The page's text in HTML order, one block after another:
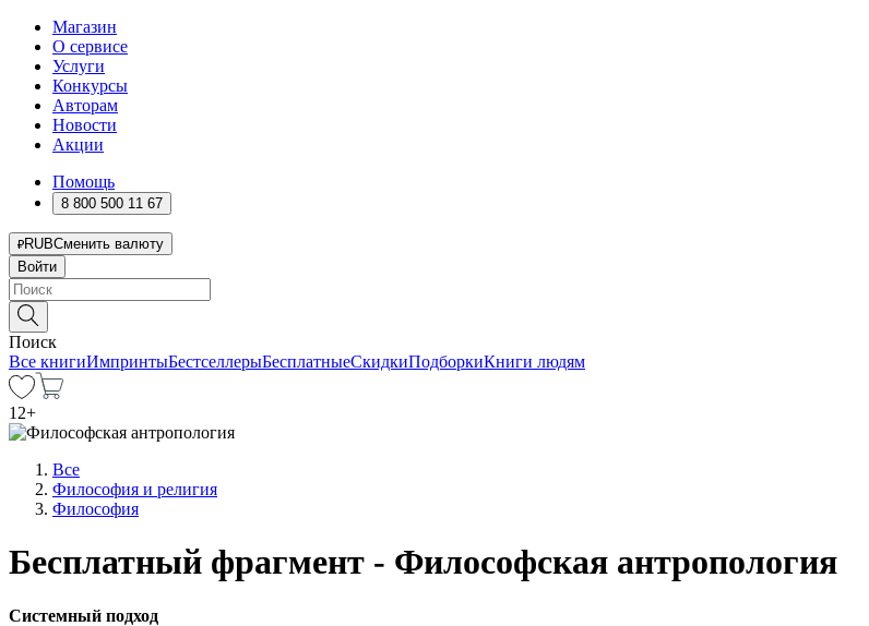
Магазин
О сервисе
Услуги
Конкурсы
Авторам
Новости
Акции
Помощь
8 800 500 11 67
RUBСменить валюту
Войти
Поиск
Все книгиИмпринтыБестселлерыБесплатныеСкидкиПодборкиКниги людям
12+
Все
Философия и религия
Философия
Бесплатный фрагмент - Философская антропология
Системный подход